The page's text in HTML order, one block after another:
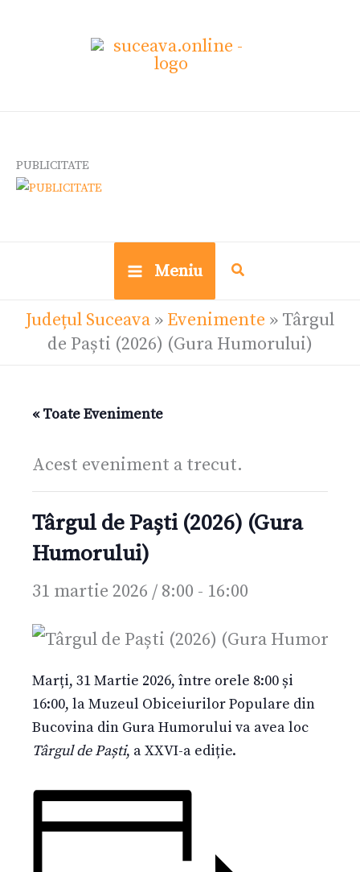
PUBLICITATE
Meniu
Județul Suceava » Evenimente » Târgul
de Paști (2026) (Gura Humorului)
« Toate Evenimente
Acest eveniment a trecut.
Târgul de Paști (2026) (Gura
Humorului)
31 martie 2026 / 8:00 - 16:00
Marți, 31 Martie 2026, între orele 8:00 și
16:00, la Muzeul Obiceiurilor Populare din
Bucovina din Gura Humorului va avea loc
Târgul de Paști, a XXVI-a ediție.